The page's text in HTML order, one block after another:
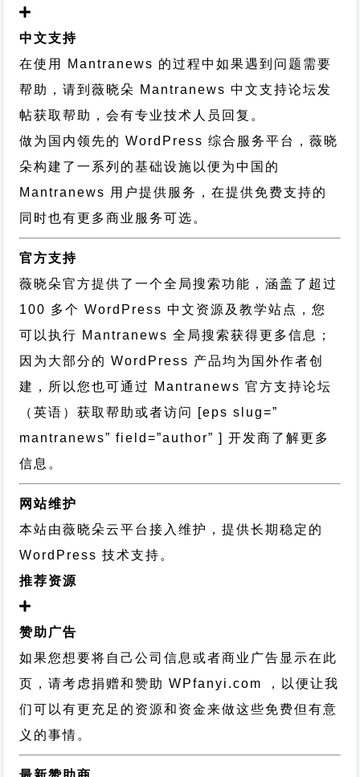
中文支持
在使用 Mantranews 的过程中如果遇到问题需要
帮助，请到薇晓朵 Mantranews 中文支持论坛发
帖获取帮助，会有专业技术人员回复。
做为国内领先的 WordPress 综合服务平台，薇晓
朵构建了一系列的基础设施以便为中国的
Mantranews 用户提供服务，在提供免费支持的
同时也有更多商业服务可选。
官方支持
薇晓朵官方提供了一个全局搜索功能，涵盖了超过
100 多个 WordPress 中文资源及教学站点，您
可以执行 Mantranews 全局搜索获得更多信息；
因为大部分的 WordPress 产品均为国外作者创
建，所以您也可通过 Mantranews 官方支持论坛
（英语）获取帮助或者访问 [eps slug=”
mantranews” field=”author” ] 开发商了解更多
信息。
网站维护
本站由薇晓朵云平台接入维护，提供长期稳定的
WordPress 技术支持 。
推荐资源
赞助广告
如果您想要将自己公司信息或者商业广告显示在此
页，请考虑捐赠和赞助 WPfanyi.com ，以便让我
们可以有更充足的资源和资金来做这些免费但有意
义的事情。